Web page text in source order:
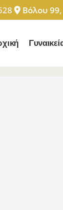
Βόλου